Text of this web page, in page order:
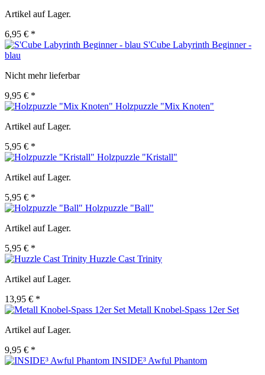
Artikel auf Lager.
6,95 € *
S'Cube Labyrinth Beginner -
blau
Nicht mehr lieferbar
9,95 € *
Holzpuzzle "Mix Knoten"
Artikel auf Lager.
5,95 € *
Holzpuzzle "Kristall"
Artikel auf Lager.
5,95 € *
Holzpuzzle "Ball"
Artikel auf Lager.
5,95 € *
Huzzle Cast Trinity
Artikel auf Lager.
13,95 € *
Metall Knobel-Spass 12er Set
Artikel auf Lager.
9,95 € *
INSIDE³ Awful Phantom